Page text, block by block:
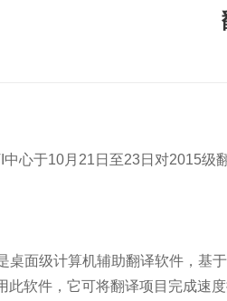
于10月21日至23日对2015级翻
面级计算机辅助翻译软件，基于
此软件，它可将翻译项目完成速